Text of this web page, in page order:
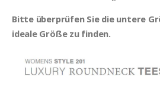
Bitte überprüfen Sie die untere
ideale Größe zu finden.